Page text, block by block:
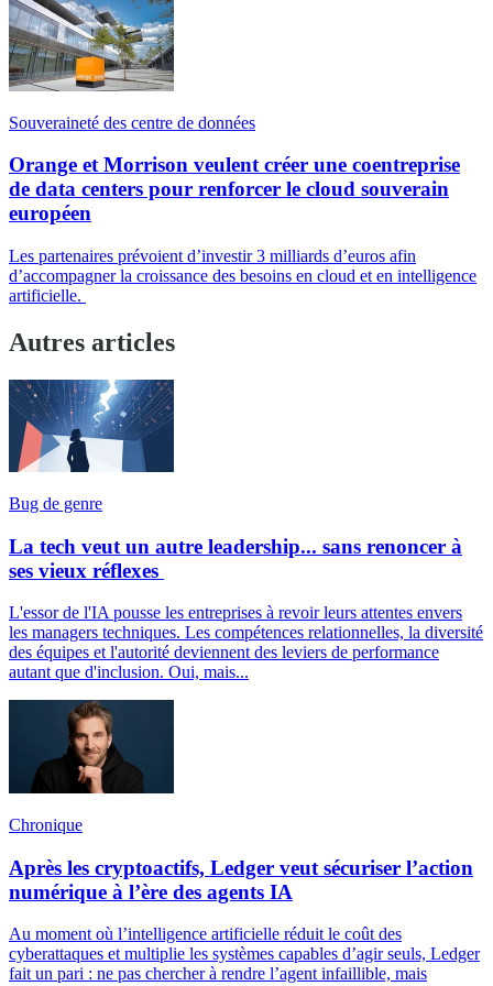
Souveraineté des centre de données
Orange et Morrison veulent créer une coentreprise
de data centers pour renforcer le cloud souverain
européen
Les partenaires prévoient d’investir 3 milliards d’euros afin
d’accompagner la croissance des besoins en cloud et en intelligence
artificielle.
Autres articles
Bug de genre
La tech veut un autre leadership... sans renoncer à
ses vieux réflexes
L'essor de l'IA pousse les entreprises à revoir leurs attentes envers
les managers techniques. Les compétences relationnelles, la diversité
des équipes et l'autorité deviennent des leviers de performance
autant que d'inclusion. Oui, mais...
Chronique
Après les cryptoactifs, Ledger veut sécuriser l’action
numérique à l’ère des agents IA
Au moment où l’intelligence artificielle réduit le coût des
cyberattaques et multiplie les systèmes capables d’agir seuls, Ledger
fait un pari : ne pas chercher à rendre l’agent infaillible, mais